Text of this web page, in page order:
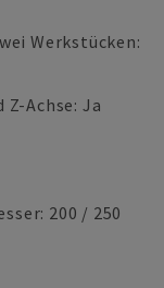
Werkstücken:
Achse: Ja
200 / 250